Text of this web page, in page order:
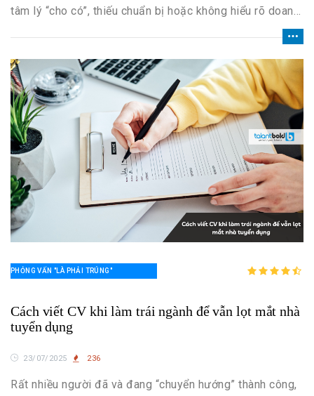
tâm lý “cho có”, thiếu chuẩn bị hoặc không hiểu rõ doanh
PHỎNG VẤN "LÀ PHẢI TRÚNG"
Cách viết CV khi làm trái ngành để vẫn lọt mắt nhà
tuyển dụng
23/07/2025 236
Rất nhiều người đã và đang “chuyển hướng” thành công,